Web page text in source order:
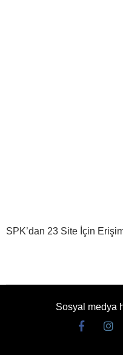
SPK’dan 23 Site İçin
Sosyal medya